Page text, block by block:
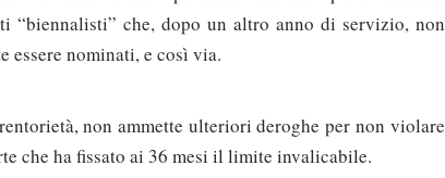
“biennalisti” che, dopo un altro anno di servizio, non
essere nominati, e così via.
non ammette ulteriori deroghe per non violare
che ha fissato ai 36 mesi il limite invalicabile.